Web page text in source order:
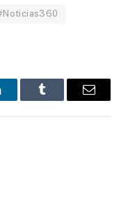
Tumblr Email